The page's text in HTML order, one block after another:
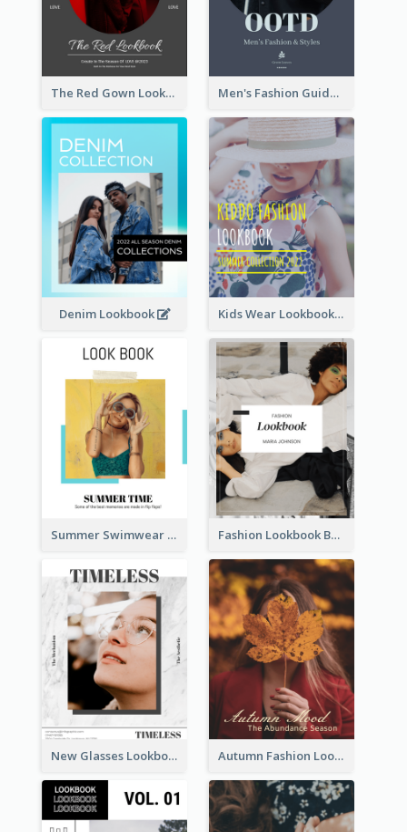
The Red Gown Lookbook Men's Fashion Guide Lookbook
Denim Lookbook Kids Wear Lookbook
Summer Swimwear Lookbook Fashion Lookbook Business Portfolio
New Glasses Lookbook Autumn Fashion Lookbook